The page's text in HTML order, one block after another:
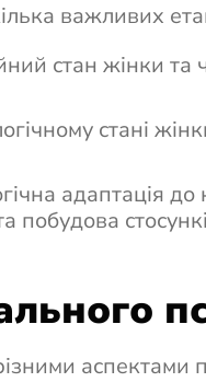
важливих
стан жінки та
стані
адаптація до
побудова
аспектами